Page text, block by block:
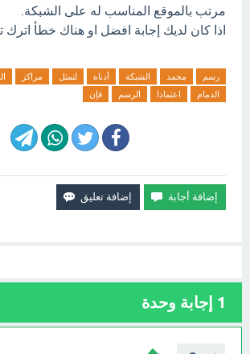
مرتب بالموقع المناسب له على الشبكة.
اذا كان لديك إجابة افضل او هناك خطأ اترك
رسم محمد الشبكة أدناه لتمثل مراكز
الدمام
اعتمادا الرسم فإن
1 إجابة وحدة